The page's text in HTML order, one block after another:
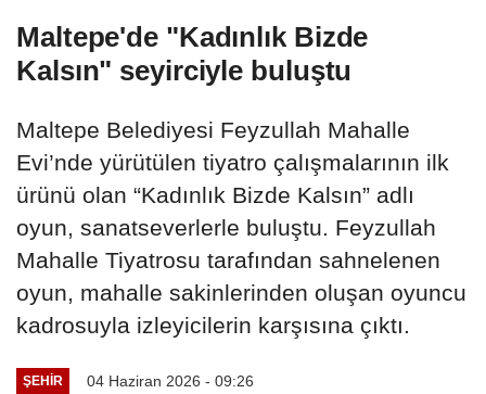
Maltepe'de "Kadınlık Bizde
Kalsın" seyirciyle buluştu
Maltepe Belediyesi Feyzullah Mahalle
Evi’nde yürütülen tiyatro çalışmalarının ilk
ürünü olan “Kadınlık Bizde Kalsın” adlı
oyun, sanatseverlerle buluştu. Feyzullah
Mahalle Tiyatrosu tarafından sahnelenen
oyun, mahalle sakinlerinden oluşan oyuncu
kadrosuyla izleyicilerin karşısına çıktı.
ŞEHIR 04 Haziran 2026 - 09:26